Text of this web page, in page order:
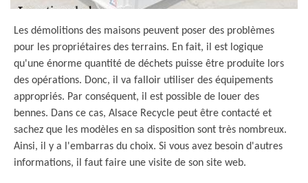
Les démolitions des maisons peuvent poser des problèmes
pour les propriétaires des terrains. En fait, il est logique
qu'une énorme quantité de déchets puisse être produite lors
des opérations. Donc, il va falloir utiliser des équipements
appropriés. Par conséquent, il est possible de louer des
bennes. Dans ce cas, Alsace Recycle peut être contacté et
sachez que les modèles en sa disposition sont très nombreux.
Ainsi, il y a l'embarras du choix. Si vous avez besoin d'autres
informations, il faut faire une visite de son site web.